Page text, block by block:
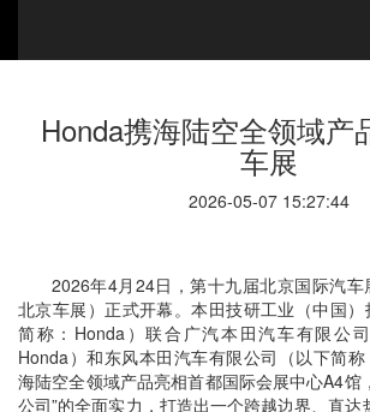
Honda携海陆空全领域产
车展
2026-05-07 15:27:44
2026年4月24日，第十九届北京国际汽车
北京车展）正式开幕。本田技研工业（中国
简称：Honda）联合广汽本田汽车有限公
Honda）和东风本田汽车有限公司（以下简
海陆空全领域产品亮相首都国际会展中心A4馆
公司”的全面实力，打造出一个跨越边界、直达